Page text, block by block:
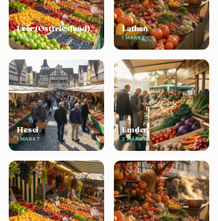
Leer (Ostfriesland)
1 MARKT
Lathen
1 MARKT
Hesel
1 MARKT
Emden
2 MÄRKTE